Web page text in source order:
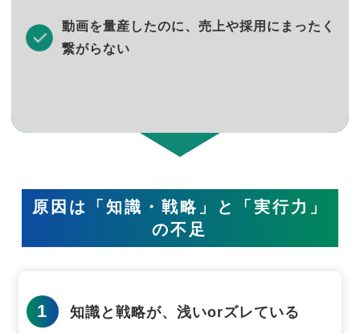
動画を量産したのに、売上や採用にまったく
繋がらない
原因は「知識・戦略」と「実行力」
の不足
1 知識と戦略が、浅いorズレている